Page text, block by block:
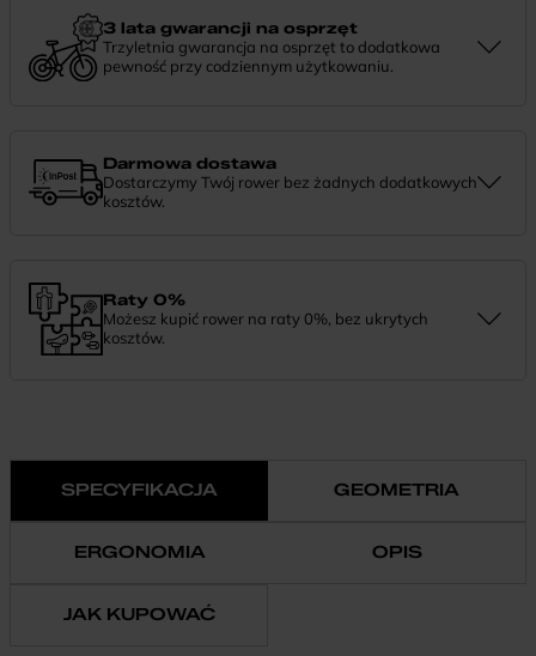
chętnie pomożemy.3 lata gwarancji na osprzęt
Trzyletnia gwarancja na osprzęt to dodatkowa
pewność przy codziennym użytkowaniu.
Darmowa dostawa
Dostarczymy Twój rower bez żadnych dodatkowych
kosztów.
Raty 0%
Możesz kupić rower na raty 0%, bez ukrytych
kosztów.
SPECYFIKACJA GEOMETRIA
ERGONOMIA OPIS
JAK KUPOWAĆ